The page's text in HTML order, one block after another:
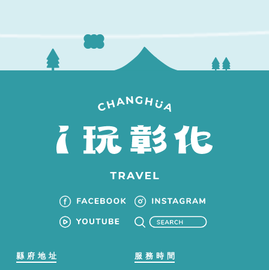
縣府地址 服務時間